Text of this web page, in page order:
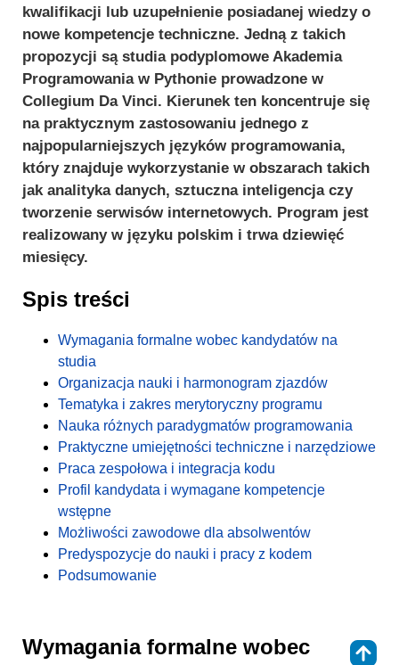
kwalifikacji lub uzupełnienie posiadanej wiedzy o
nowe kompetencje techniczne. Jedną z takich
propozycji są studia podyplomowe Akademia
Programowania w Pythonie prowadzone w
Collegium Da Vinci. Kierunek ten koncentruje się
na praktycznym zastosowaniu jednego z
najpopularniejszych języków programowania,
który znajduje wykorzystanie w obszarach takich
jak analityka danych, sztuczna inteligencja czy
tworzenie serwisów internetowych. Program jest
realizowany w języku polskim i trwa dziewięć
miesięcy.
Spis treści
Wymagania formalne wobec kandydatów na
studia
Organizacja nauki i harmonogram zjazdów
Tematyka i zakres merytoryczny programu
Nauka różnych paradygmatów programowania
Praktyczne umiejętności techniczne i narzędziowe
Praca zespołowa i integracja kodu
Profil kandydata i wymagane kompetencje
wstępne
Możliwości zawodowe dla absolwentów
Predyspozycje do nauki i pracy z kodem
Podsumowanie
Wymagania formalne wobec